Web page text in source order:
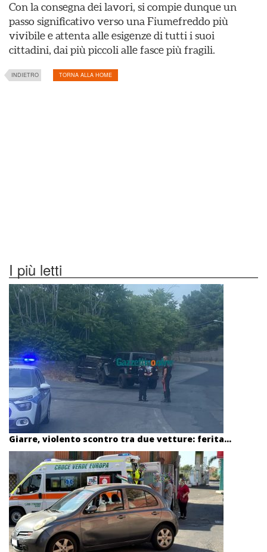
Con la consegna dei lavori, si compie dunque un
passo significativo verso una Fiumefreddo più
vivibile e attenta alle esigenze di tutti i suoi
cittadini, dai più piccoli alle fasce più fragili.
INDIETRO TORNA ALLA HOME
I più letti
Giarre, violento scontro tra due vetture: ferita...